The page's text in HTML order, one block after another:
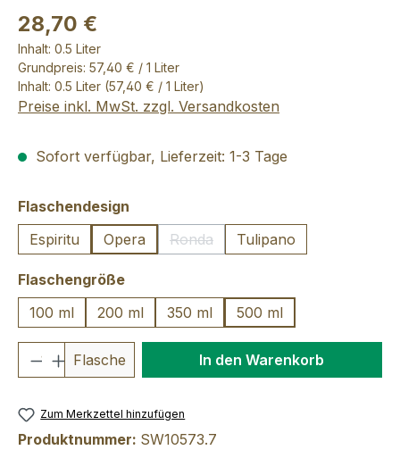
28,70 €
Inhalt: 0.5 Liter
Grundpreis: 57,40 € / 1 Liter
Inhalt: 0.5 Liter (57,40 € / 1 Liter)
Preise inkl. MwSt. zzgl. Versandkosten
Sofort verfügbar, Lieferzeit: 1-3 Tage
Flaschendesign
Espiritu
Opera Ronda
(Diese Option ist zurzeit nicht
Tulipano
Flaschengrößeauswählen
100 ml
200 ml 350 ml 500 ml
Produkt Anzahl: Gib den
Flasche In den Warenkorb
Zum Merkzettel hinzufügen
Produktnummer: SW10573.7